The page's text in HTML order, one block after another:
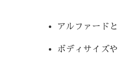
アルファード
ボディサイズ